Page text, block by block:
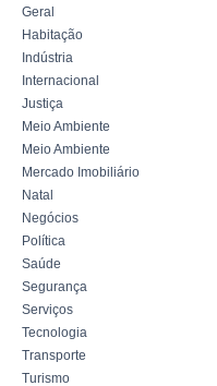
Geral
Habitação
Indústria
Internacional
Justiça
Meio Ambiente
Meio Ambiente
Mercado Imobiliário
Natal
Negócios
Política
Saúde
Segurança
Serviços
Tecnologia
Transporte
Turismo